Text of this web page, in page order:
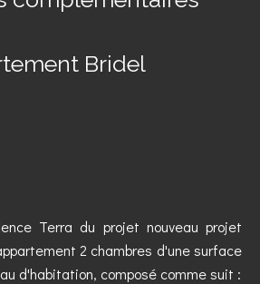
Bridel
Terra du projet nouveau projet
2 chambres d'une surface
d'habitation, composé comme suit :